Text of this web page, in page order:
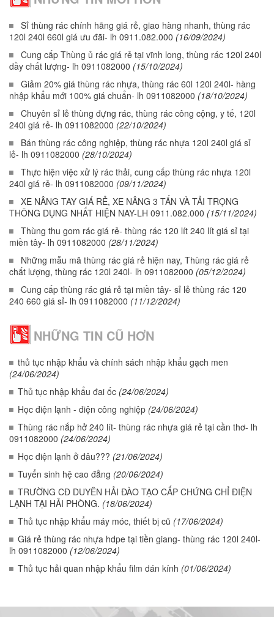
Sỉ thùng rác chính hãng giá rẻ, giao hàng nhanh, thùng rác
120l 240l 660l giá ưu đãi- lh 0911.082.000 (16/09/2024)
Cung cấp Thùng ủ rác giá rẻ tại vĩnh long, thùng rác 120l 240l
dầy chất lượng- lh 0911082000 (15/10/2024)
Giảm 20% giá thùng rác nhựa, thùng rác 60l 120l 240l- hàng
nhập khẩu mới 100% giá chuẩn- lh 0911082000 (18/10/2024)
Chuyên sỉ lẻ thùng đựng rác, thùng rác công cộng, y tế, 120l
240l giá rẻ- lh 0911082000 (22/10/2024)
Bán thùng rác công nghiệp, thùng rác nhựa 120l 240l giá sỉ
lẻ- lh 0911082000 (28/10/2024)
Thực hiện việc xử lý rác thải, cung cấp thùng rác nhựa 120l
240l giá rẻ- lh 0911082000 (09/11/2024)
XE NÂNG TAY GIÁ RẺ, XE NÂNG 3 TẤN VÀ TẢI TRỌNG
THÔNG DỤNG NHẤT HIỆN NAY-LH 0911.082.000 (15/11/2024)
Thùng thu gom rác giá rẻ- thùng rác 120 lít 240 lít giá sỉ tại
miền tây- lh 0911082000 (28/11/2024)
Những mẫu mã thùng rác giá rẻ hiện nay, Thùng rác giá rẻ
chất lượng, thùng rác 120l 240l- lh 0911082000 (05/12/2024)
Cung cấp thùng rác giá rẻ tại miền tây- sỉ lẻ thùng rác 120
240 660 giá sỉ- lh 0911082000 (11/12/2024)
NHỮNG TIN CŨ HƠN
thủ tục nhập khẩu và chính sách nhập khẩu gạch men
(24/06/2024)
Thủ tục nhập khẩu đai ốc (24/06/2024)
Học điện lạnh - điện công nghiệp (24/06/2024)
Thùng rác nắp hở 240 lít- thùng rác nhựa giá rẻ tại cần thơ- lh
0911082000 (24/06/2024)
Học điện lạnh ở đâu??? (21/06/2024)
Tuyển sinh hệ cao đẳng (20/06/2024)
TRƯỜNG CĐ DUYÊN HẢI ĐÀO TẠO CẤP CHỨNG CHỈ ĐIỆN
LẠNH TẠI HẢI PHÒNG. (18/06/2024)
Thủ tục nhập khẩu máy móc, thiết bị cũ (17/06/2024)
Giá rẻ thùng rác nhựa hdpe tại tiền giang- thùng rác 120l 240l-
lh 0911082000 (12/06/2024)
Thủ tục hải quan nhập khẩu film dán kính (01/06/2024)